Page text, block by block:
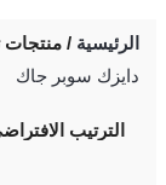
الرئيسية /
دايزك سوبر جاك